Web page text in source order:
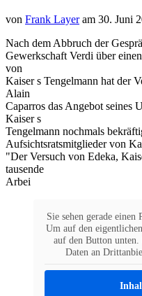
von Frank Layeram 30. Juni
Nach dem Abbruch der
Gewerkschaft Verdi über
von
Kaiser s Tengelmann hat der
Alain
Caparros das Angebot seines
Kaiser s
Tengelmann nochmals
Aufsichtsratsmitglieder von
"Der Versuch von Edeka,
tausende
Arbei
Sie sehen gerade
Um auf den
auf den Button unten.
Daten an